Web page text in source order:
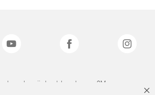
merken zijn handelsmerken van 3M.we